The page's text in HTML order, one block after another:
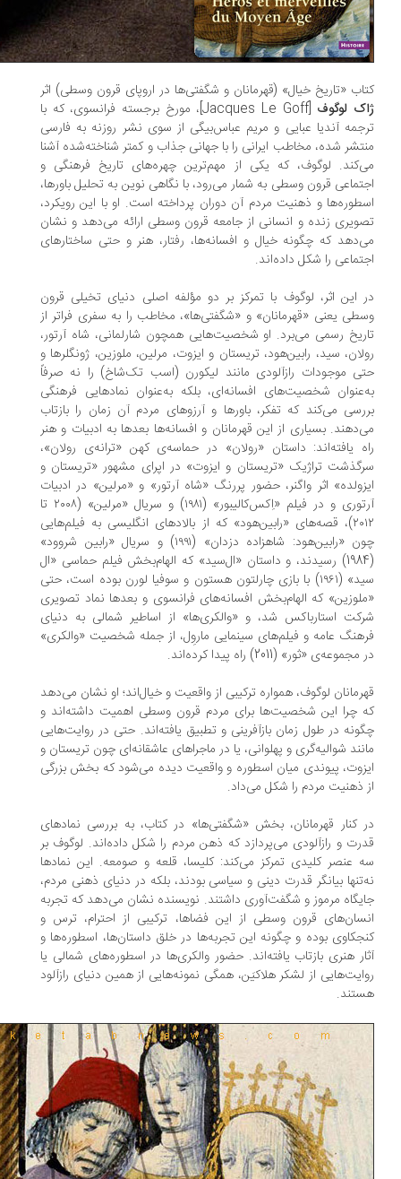
«تاریخ خیال» (قهرمانان و شگفتی‌ها در اروپای قرون وسطی) اثر
لوگوف
[Jacques Le Goff]، مورخ برجسته فرانسوی، که با
آندیا عبایی و مریم عباس‌بیگی از سوی نشر روزنه به فارسی
شده، مخاطب ایرانی را با جهانی جذاب و کمتر شناخته‌شده آشنا
لوگوف، که یکی از مهم‌ترین چهره‌های تاریخ فرهنگی و
قرون وسطی به شمار می‌رود، با نگاهی نوین به تحلیل باورها،
و ذهنیت مردم آن دوران پرداخته است. او با این رویکرد،
زنده و انسانی از جامعه‌ قرون وسطی ارائه می‌دهد و نشان
که چگونه خیال و افسانه‌ها، رفتار، هنر و حتی ساختارهای
را شکل داده‌اند.
این اثر، لوگوف با تمرکز بر دو مؤلفه‌ اصلی دنیای تخیلی قرون
یعنی «قهرمانان» و «شگفتی‌ها»، مخاطب را به سفری فراتر از
رسمی می‌برد. او شخصیت‌هایی همچون شارلمانی، شاه آرتور،
سید، رابین‌هود، تریستان و ایزوت، مرلین، ملوزین، ژونگلرها و
موجودات رازآلودی مانند لیکورن (اسب تک‌شاخ) را نه صرفاً
شخصیت‌های افسانه‌ای، بلکه به‌عنوان نمادهایی فرهنگی
می‌کند که تفکر، باورها و آرزوهای مردم آن زمان را بازتاب
بسیاری از این قهرمانان و افسانه‌ها بعدها به ادبیات و هنر
یافته‌اند: داستان «رولان» در حماسه‌ی کهن «ترانه‌ی رولان»،
تراژیک «تریستان و ایزوت» در اپرای مشهور «تریستان و
اثر واگنر، حضور پررنگ «شاه آرتور» و «مرلین» در ادبیات
آرتوری و در فیلم «اِکس‌کالیبور» (۱۹۸۱) و سریال «مرلین» (۲۰۰۸ تا
۲۰۱۲)، قصه‌های «رابین‌هود» که از بالادهای انگلیسی به فیلم‌هایی
چون «رابین‌هود: شاهزاده‌ دزدان» (۱۹۹۱) و سریال «رابین شروود»
(1984) رسیدند، و داستان «ال‌سید» که الهام‌بخش فیلم حماسی «ال
سید» (۱۹۶۱) با بازی چارلتون هستون و سوفیا لورن بوده است، حتی
که الهام‌بخش افسانه‌های فرانسوی و بعدها نماد تصویری
استارباکس شد، و «والکری‌ها» از اساطیر شمالی به دنیای
عامه و فیلم‌های سینمایی ماروِل، از جمله شخصیت «والکری»
«ثور» (2011) راه پیدا کرده‌اند.
لوگوف، همواره ترکیبی از واقعیت و خیال‌اند؛ او نشان می‌دهد
چرا این شخصیت‌ها برای مردم قرون وسطی اهمیت داشته‌اند و
در طول زمان بازآفرینی و تطبیق یافته‌اند. حتی در روایت‌هایی
شوالیه‌گری و پهلوانی، یا در ماجراهای عاشقانه‌ای چون تریستان و
پیوندی میان اسطوره و واقعیت دیده می‌شود که بخش بزرگی
ذهنیت مردم را شکل می‌داد.
کنار قهرمانان، بخش «شگفتی‌ها» در کتاب، به بررسی نمادهای
و رازآلودی می‌پردازد که ذهن مردم را شکل داده‌اند. لوگوف بر
عنصر کلیدی تمرکز می‌کند: کلیسا، قلعه و صومعه. این نمادها
بیانگر قدرت دینی و سیاسی بودند، بلکه در دنیای ذهنی مردم،
مرموز و شگفت‌آوری داشتند. نویسنده نشان می‌دهد که تجربه‌
قرون وسطی از این فضاها، ترکیبی از احترام، ترس و
بوده و چگونه این تجربه‌ها در خلق داستان‌ها، اسطوره‌ها و
هنری بازتاب یافته‌اند. حضور والکری‌ها در اسطوره‌های شمالی یا
از لشکر هلاکیَن، همگی نمونه‌هایی از همین دنیای رازآلود